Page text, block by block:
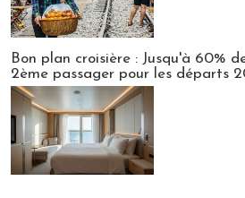
Bon plan croisière : Jusqu'à 60%
2ème passager pour les départs